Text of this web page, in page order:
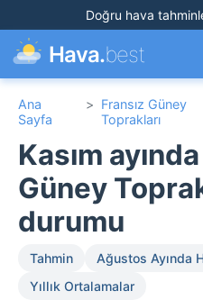
Doğru hava
Hava.best
Ana
Sayfa
> Fransız Güney
Toprakları
Kasım
Güney
durumu
Tahmin Ağustos Ayında
Yıllık Ortalamalar